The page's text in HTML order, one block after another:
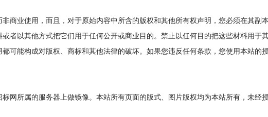
业使用，而且，对于原始内容中所含的版权和其他所有权声明，您必须在其副
者以其他方式把它们用于任何公开或商业目的。禁止以任何目的把这些材料用于
可能构成对版权、商标和其他法律的破坏。如果您违反任何条款，您使用本站的
所属的服务器上做镜像。本站所有页面的版式、图片版权均为本站所有，未经